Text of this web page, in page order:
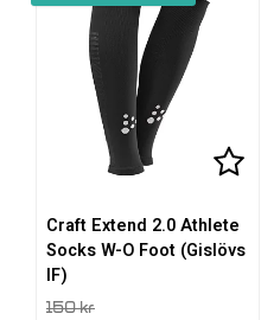
Craft Extend 2.0 Athlete
Socks W-O Foot (Gislövs
IF)
150 kr